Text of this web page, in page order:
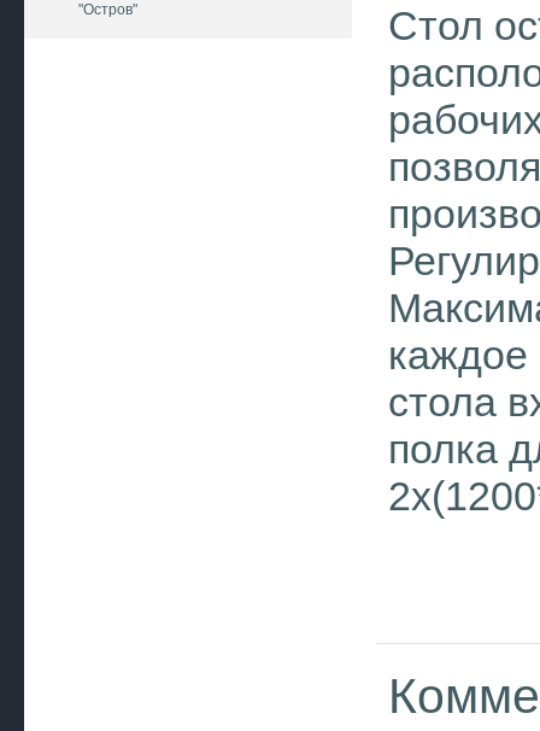
"Остров"
Стол
каждое
стола
полка